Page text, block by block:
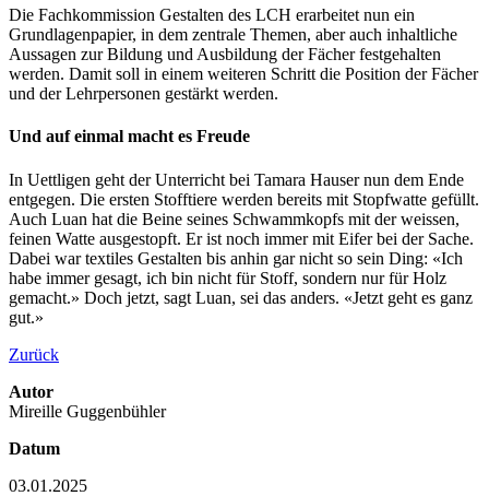
Die Fachkommission Gestalten des LCH erarbeitet nun ein
Grundlagenpapier, in dem zentrale Themen, aber auch inhaltliche
Aussagen zur Bildung und Ausbildung der Fächer festgehalten
werden. Damit soll in einem weiteren Schritt die Position der Fächer
und der Lehrpersonen gestärkt werden.
Und auf einmal macht es Freude
In Uettligen geht der Unterricht bei Tamara Hauser nun dem Ende
entgegen. Die ersten Stofftiere werden bereits mit Stopfwatte gefüllt.
Auch Luan hat die Beine seines Schwammkopfs mit der weissen,
feinen Watte ausgestopft. Er ist noch immer mit Eifer bei der Sache.
Dabei war textiles Gestalten bis anhin gar nicht so sein Ding: «Ich
habe immer gesagt, ich bin nicht für Stoff, sondern nur für Holz
gemacht.» Doch jetzt, sagt Luan, sei das anders. «Jetzt geht es ganz
gut.»
Zurück
Autor
Mireille Guggenbühler
Datum
03.01.2025